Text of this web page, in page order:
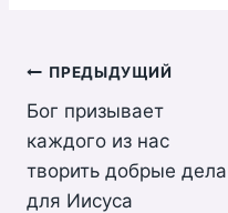
Навигация
по
записям
ПРЕДЫДУЩИЙ
Бог призывает
каждого из нас
творить добрые дела
для Иисуса